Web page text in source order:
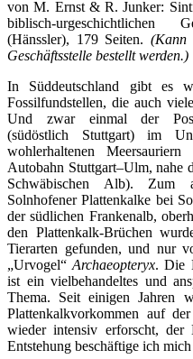
von M. Ernst & R. Junker:
biblisch-urgeschichtlichen
(Hänssler), 179 Seiten. (Kann
Geschäftsstelle bestellt werden.)
In Süddeutschland gibt es
Fossilfundstellen, die auch
Und zwar einmal der
(südöstlich Stuttgart) im
wohlerhaltenen
Autobahn Stuttgart–Ulm, nahe
Schwäbischen Alb). Zum
Solnhofener Plattenkalke bei
der südlichen Frankenalb,
den Plattenkalk-Brüchen
Tierarten gefunden, und nur
„Urvogel“Archaeopteryx. Die
ist ein vielbehandeltes und
Thema. Seit einigen Jahren
Plattenkalkvorkommen auf
wieder intensiv erforscht, der
Entstehung beschäftige ich